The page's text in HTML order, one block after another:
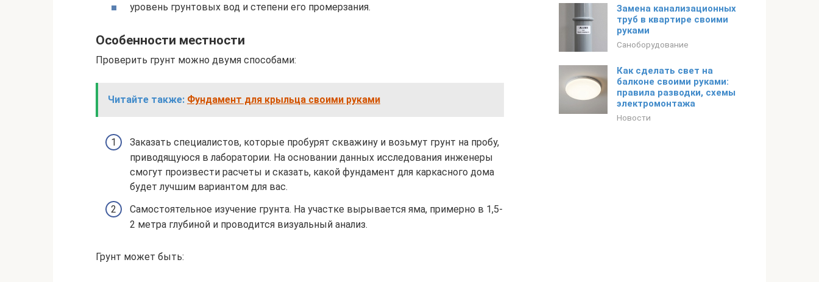
уровень грунтовых вод и степени его промерзания.
Особенности местности
Проверить грунт можно двумя способами:
Читайте также: Фундамент для крыльца своими руками
Заказать специалистов, которые пробурят скважину и возьмут грунт на пробу,
приводящуюся в лаборатории. На основании данных исследования инженеры
смогут произвести расчеты и сказать, какой фундамент для каркасного дома
будет лучшим вариантом для вас.
Самостоятельное изучение грунта. На участке вырывается яма, примерно в 1,5-
2 метра глубиной и проводится визуальный анализ.
Грунт может быть:
Замена канализационных
труб в квартире своими
руками
Саноборудование
Как сделать свет на
балконе своими руками:
правила разводки, схемы
электромонтажа
Новости